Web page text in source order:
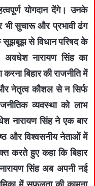
योगदान देंगे। उनके
भी सुचारू और प्रभावी ढंग
से विधान परिषद के
अवधेश नारायण सिंह का
बिहार की राजनीति में
नेतृत्व कौशल से न सिर्फ
व्यवस्था को लाभ
नारायण सिंह ने एक बार
और विश्वसनीय नेताओं में
करते हुए कहा कि बिहार
सिंह अब अपनी नई